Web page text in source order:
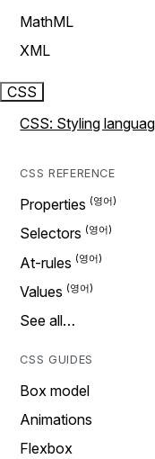
MathML
XML
CSS
CSS: Styling
CSS REFERENCE
Properties
Selectors
At-rules
Values
See all…
CSS GUIDES
Box model
Animations
Flexbox